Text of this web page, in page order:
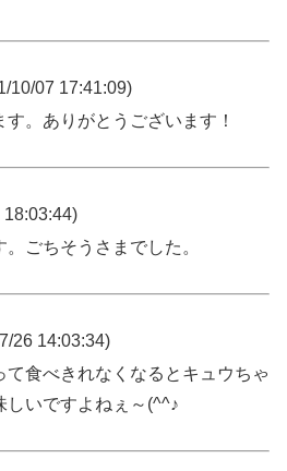
10/07 17:41:09)
。ありがとうございます！
18:03:44)
ごちそうさまでした。
26 14:03:34)
て食べきれなくなるとキュウちゃ
しいですよねぇ～(^^♪